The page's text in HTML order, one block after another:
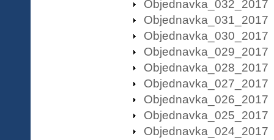
Objednavka_032_2017
Objednavka_031_2017
Objednavka_030_2017
Objednavka_029_2017
Objednavka_028_2017
Objednavka_027_2017
Objednavka_026_2017
Objednavka_025_2017
Objednavka_024_2017